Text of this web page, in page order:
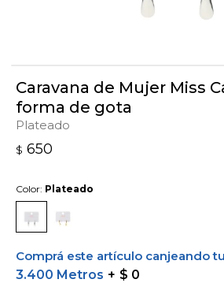
Caravana de Mujer Miss
forma de gota
Plateado
$ 650
Color: Plateado
Comprá este artículo canjeando
3.400 Metros
$ 0